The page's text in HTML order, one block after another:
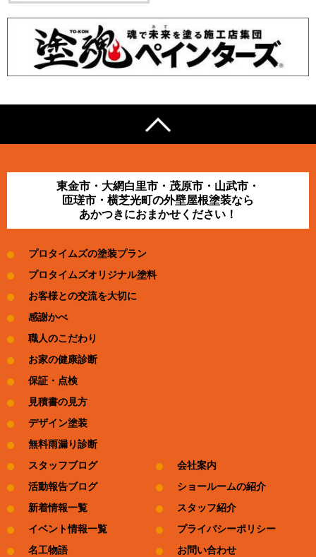
東金市・大網白里市・茂原市・山武市・
匝瑳市・横芝光町の外壁屋根塗装なら
あかつきにおまかせください！
プロタイムズの塗装プラン
プロタイムズオリジナル塗料
お客様との交流を大切に
感謝かべ
職人のこだわり
お家の健康診断
保証・点検
見積書の見方
デザイン塗装
無料雨漏り診断
スタッフブログ
活動報告ブログ
新着情報一覧
イベント情報一覧
名工物語
会社案内
ショールームの紹介
スタッフ紹介
プライバシーポリシー
お問い合わせ